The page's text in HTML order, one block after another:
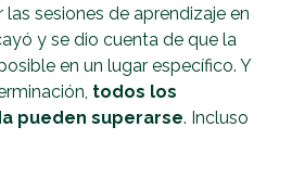
sesiones de aprendizaje en
y se dio cuenta de que la
en un lugar específico. Y
todos los
pueden superarse. Incluso